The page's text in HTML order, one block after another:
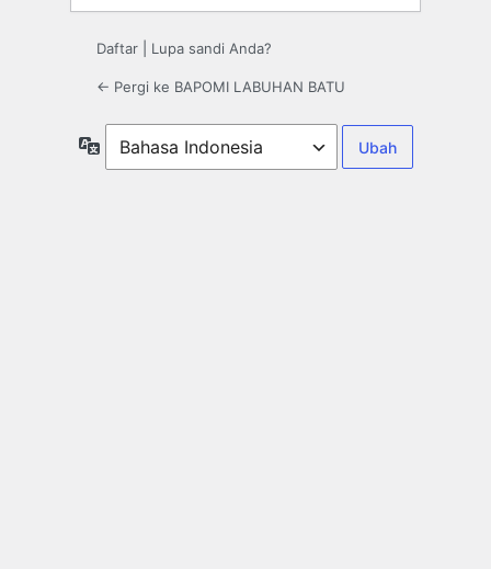
Daftar Lupa sandi Anda?
← Pergi ke BAPOMI LABUHAN BATU
Bahasa